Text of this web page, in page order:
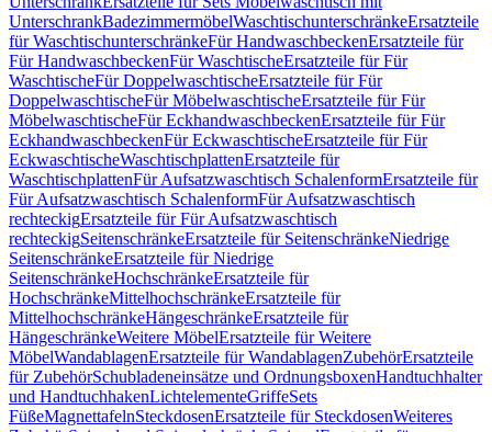
UnterschrankBadezimmermöbelWaschtischunterschränkeErsatzteile
für WaschtischunterschränkeFür HandwaschbeckenErsatzteile für
Für HandwaschbeckenFür WaschtischeErsatzteile für Für
WaschtischeFür DoppelwaschtischeErsatzteile für Für
DoppelwaschtischeFür MöbelwaschtischeErsatzteile für Für
MöbelwaschtischeFür EckhandwaschbeckenErsatzteile für Für
EckhandwaschbeckenFür EckwaschtischeErsatzteile für Für
EckwaschtischeWaschtischplattenErsatzteile für
WaschtischplattenFür Aufsatzwaschtisch SchalenformErsatzteile für
Für Aufsatzwaschtisch SchalenformFür Aufsatzwaschtisch
rechteckigErsatzteile für Für Aufsatzwaschtisch
rechteckigSeitenschränkeErsatzteile für SeitenschränkeNiedrige
SeitenschränkeErsatzteile für Niedrige
SeitenschränkeHochschränkeErsatzteile für
HochschränkeMittelhochschränkeErsatzteile für
MittelhochschränkeHängeschränkeErsatzteile für
HängeschränkeWeitere MöbelErsatzteile für Weitere
MöbelWandablagenErsatzteile für WandablagenZubehörErsatzteile
für ZubehörSchubladeneinsätze und OrdnungsboxenHandtuchhalter
und HandtuchhakenLichtelementeGriffeSets
FüßeMagnettafelnSteckdosenErsatzteile für SteckdosenWeiteres